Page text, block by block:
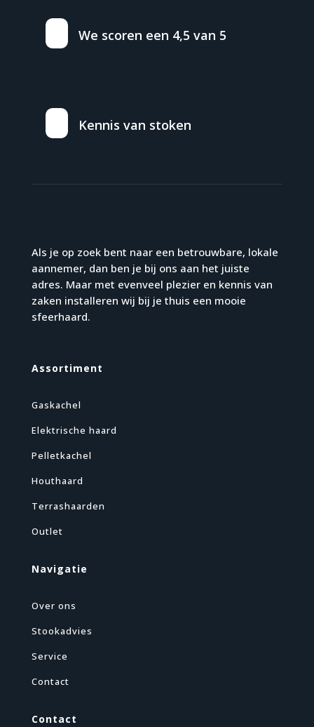
We scoren een 4,5 van 5
Kennis van stoken
Als je op zoek bent naar een betrouwbare, lokale
aannemer, dan ben je bij ons aan het juiste
adres. Maar met evenveel plezier en kennis van
zaken installeren wij bij je thuis een mooie
sfeerhaard.
Assortiment
Gaskachel
Elektrische haard
Pelletkachel
Houthaard
Terrashaarden
Outlet
Navigatie
Over ons
Stookadvies
Service
Contact
Contact